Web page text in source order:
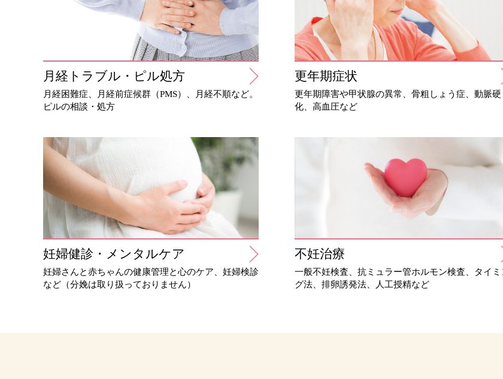
月経トラブル・ピル処方
月経困難症、月経前症候群（PMS）、月経不順など。
ピルの相談・処方
更年期症状
更年期障害や甲状腺の異常、骨粗しょう症、動脈硬
化、高血圧など
妊婦健診・メンタルケア
妊婦さんと赤ちゃんの健康管理と心のケア、妊婦検診
など（分娩は取り扱っておりません）
不妊治療
一般不妊検査、抗ミュラー管ホルモン検査、タイミ
グ法、排卵誘発法、人工授精など